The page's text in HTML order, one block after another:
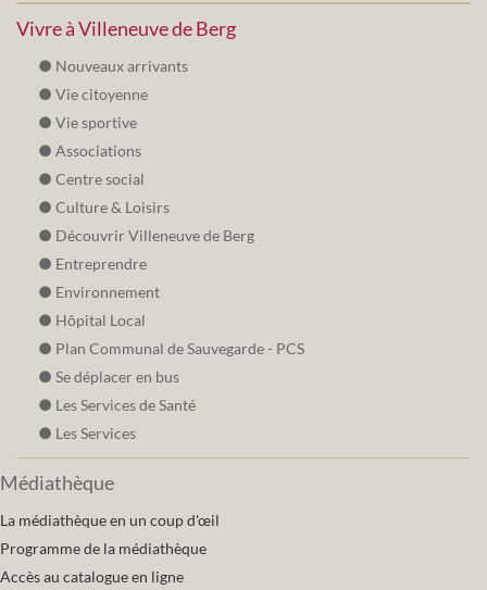
Vivre à Villeneuve de Berg
Nouveaux arrivants
Vie citoyenne
Vie sportive
Associations
Centre social
Culture & Loisirs
Découvrir Villeneuve de Berg
Entreprendre
Environnement
Hôpital Local
Plan Communal de Sauvegarde - PCS
Se déplacer en bus
Les Services de Santé
Les Services
Médiathèque
La médiathèque en un coup d'œil
Programme de la médiathèque
Accès au catalogue en ligne